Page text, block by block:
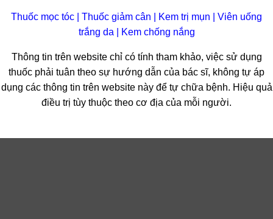
Thuốc mọc tóc Thuốc giảm cân Kem trị mụn
Viên uống
trắng da
Kem chống nắng
Thông tin trên website chỉ có tính tham khảo, việc sử dụng
thuốc phải tuân theo sự hướng dẫn của bác sĩ, không tự áp
dụng các thông tin trên website này để tự chữa bệnh. Hiệu quả
điều trị tùy thuộc theo cơ địa của mỗi người.